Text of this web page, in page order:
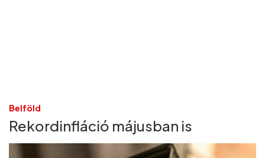
Belföld
Rekordinfláció májusban is